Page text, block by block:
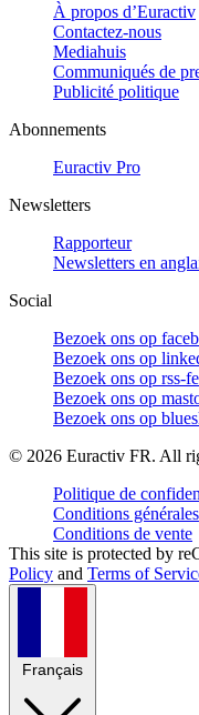
À propos d’Euractiv
Contactez-nous
Mediahuis
Communiqués de
Publicité politique
Abonnements
Euractiv Pro
Newsletters
Rapporteur
Newsletters en
Social
Bezoek ons op
Bezoek ons op
Bezoek ons op rss-
Bezoek ons op
Bezoek ons op
© 2026 Euractiv FR. All
Politique de
Conditions générales
Conditions de vente
This site is protected by
Policy and Terms of
Français